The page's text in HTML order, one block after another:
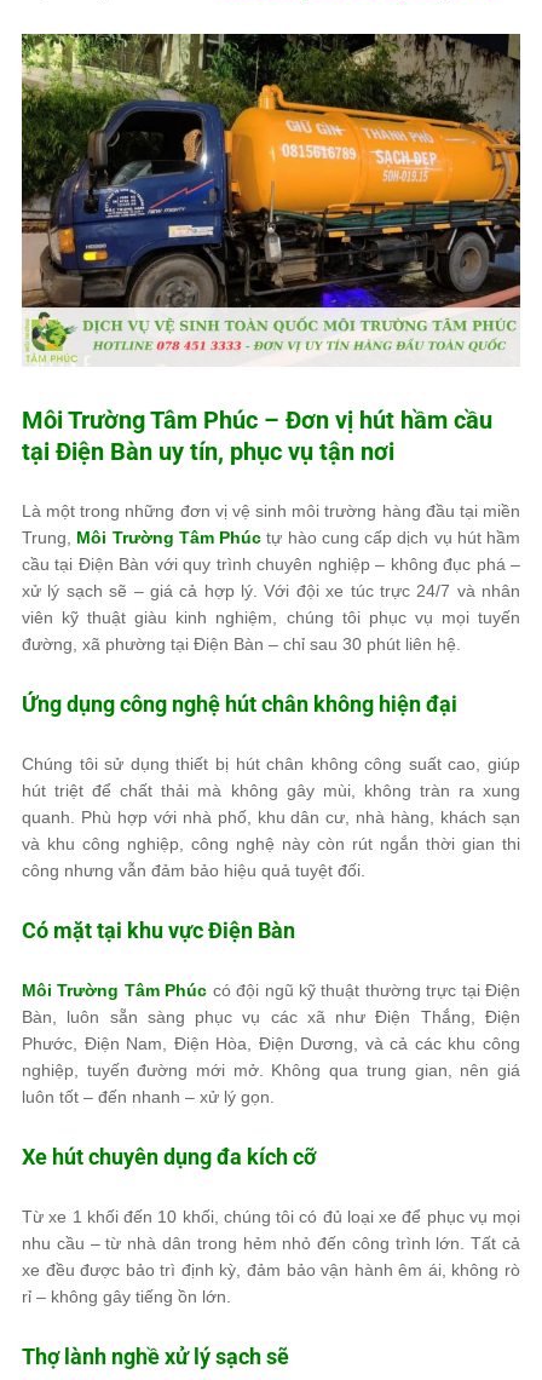
Môi Trường Tâm Phúc – Đơn vị hút hầm cầu
tại Điện Bàn uy tín, phục vụ tận nơi
Là một trong những đơn vị vệ sinh môi trường hàng đầu tại miền
Trung, Môi Trường Tâm Phúc tự hào cung cấp dịch vụ hút hầm
cầu tại Điện Bàn với quy trình chuyên nghiệp – không đục phá –
xử lý sạch sẽ – giá cả hợp lý. Với đội xe túc trực 24/7 và nhân
viên kỹ thuật giàu kinh nghiệm, chúng tôi phục vụ mọi tuyến
đường, xã phường tại Điện Bàn – chỉ sau 30 phút liên hệ.
Ứng dụng công nghệ hút chân không hiện đại
Chúng tôi sử dụng thiết bị hút chân không công suất cao, giúp
hút triệt để chất thải mà không gây mùi, không tràn ra xung
quanh. Phù hợp với nhà phố, khu dân cư, nhà hàng, khách sạn
và khu công nghiệp, công nghệ này còn rút ngắn thời gian thi
công nhưng vẫn đảm bảo hiệu quả tuyệt đối.
Có mặt tại khu vực Điện Bàn
Môi Trường Tâm Phúc có đội ngũ kỹ thuật thường trực tại Điện
Bàn, luôn sẵn sàng phục vụ các xã như Điện Thắng, Điện
Phước, Điện Nam, Điện Hòa, Điện Dương, và cả các khu công
nghiệp, tuyến đường mới mở. Không qua trung gian, nên giá
luôn tốt – đến nhanh – xử lý gọn.
Xe hút chuyên dụng đa kích cỡ
Từ xe 1 khối đến 10 khối, chúng tôi có đủ loại xe để phục vụ mọi
nhu cầu – từ nhà dân trong hẻm nhỏ đến công trình lớn. Tất cả
xe đều được bảo trì định kỳ, đảm bảo vận hành êm ái, không rò
rỉ – không gây tiếng ồn lớn.
Thợ lành nghề xử lý sạch sẽ